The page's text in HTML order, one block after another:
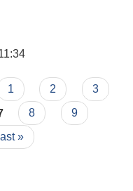
1 2
3
8
9
last »